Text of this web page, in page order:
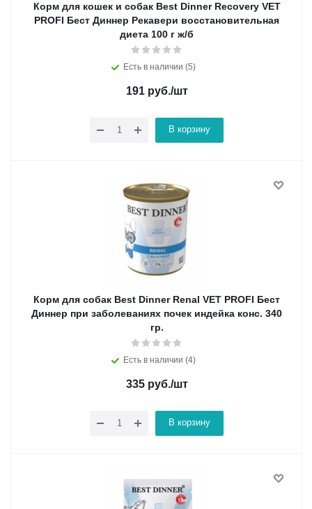
Корм для кошек и собак Best Dinner Recovery VET
PROFI Бест Диннер Рекавери восстановительная
диета 100 г ж/б
Есть в наличии (5)
191руб./шт
В корзину
Корм для собак Best Dinner Renal VET PROFI Бест
Диннер при заболеваниях почек индейка конс. 340
гр.
Есть в наличии (4)
335руб./шт
В корзину